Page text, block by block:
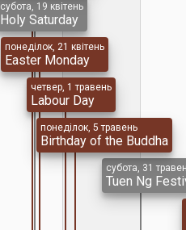
субота, 19 квітень
Holy Saturday
понеділок, 21 квітень
Easter Monday
четвер, 1 травень
Labour Day
понеділок, 5 травень
Birthday of the Buddha
субота, 31
Tuen Ng